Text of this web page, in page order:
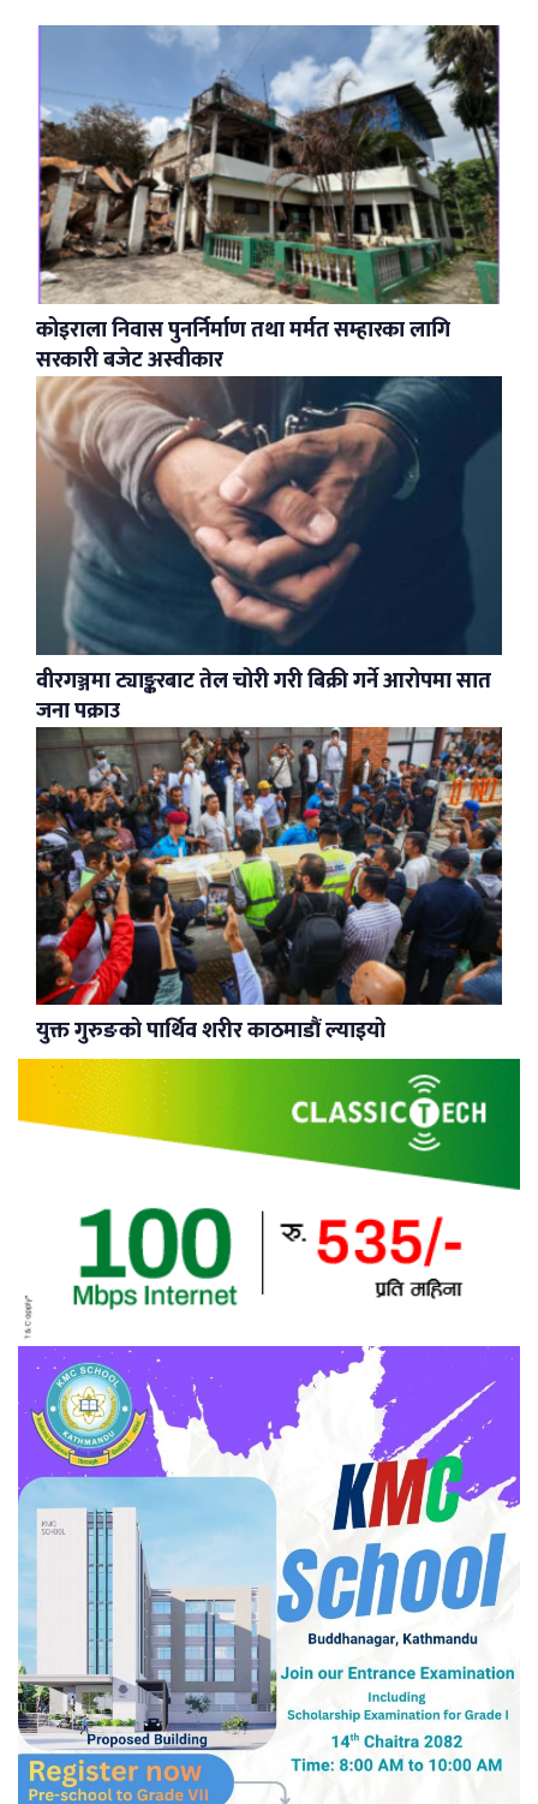
कोइराला निवास पुनर्निर्माण तथा मर्मत सम्हारका लागि
सरकारी बजेट अस्वीकार
वीरगञ्जमा ट्याङ्करबाट तेल चोरी गरी बिक्री गर्ने आरोपमा सात
जना पक्राउ
युक्त गुरुङको पार्थिव शरीर काठमाडौं ल्याइयो